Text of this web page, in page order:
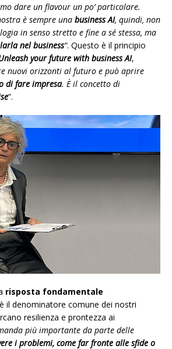
dare un flavour un po’ particolare.
è sempre una business AI, quindi, non
in senso stretto e fine a sé stessa, ma
nel business“. Questo è il principio
your future with business AI,
nuovi orizzonti al futuro e può aprire
di fare impresa. È il concetto di
”.
risposta fondamentale
il denominatore comune dei nostri
resilienza e prontezza ai
più importante da parte delle
i problemi, come far fronte alle sfide o